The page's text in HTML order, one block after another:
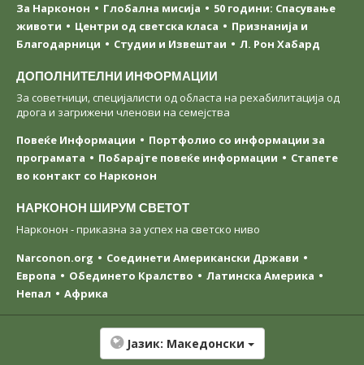
За Нарконон
Глобална мисија
50 години: Спасување
животи
Центри од светска класa
Признанија и
Благодарници
Студии и Извештаи Л. Рон Хабард
ДОПОЛНИТЕЛНИ ИНФОРМАЦИИ
За советници, специјалисти од областа на рехабилитација од
дрога и загрижени членови на семејства
Повеќе Информации
Портфолио со информации за
програмата
Побарајте повеќе информации
Стапете
во контакт со Нарконон
НАРКОНОН ШИРУМ СВЕТОТ
Нарконон - приказна за успех на светско ниво
Narconon.org
Соединети Американски Држави
Европа
Обединето Кралство
Латинска Америка
Непал
Африка
Јазик: Македонски